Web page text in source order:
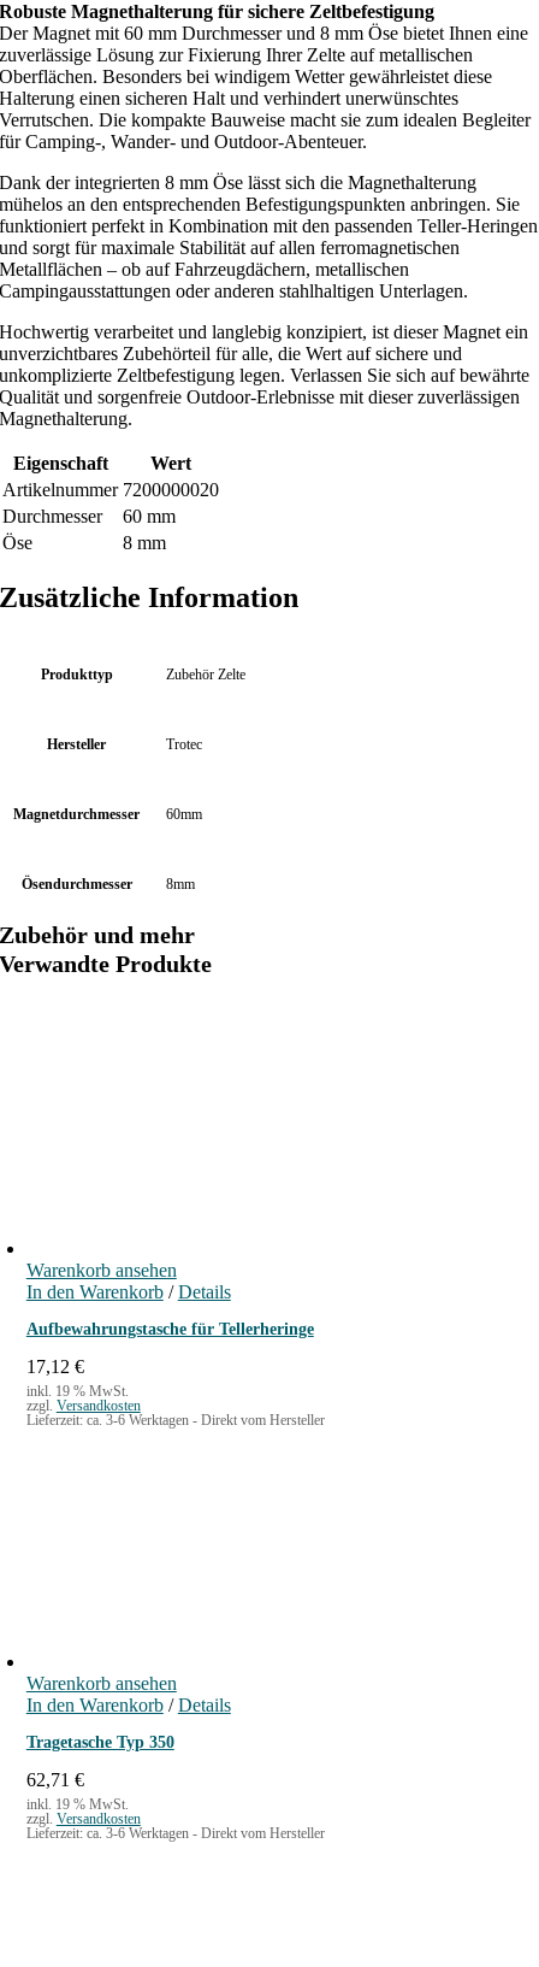
Robuste Magnethalterung für sichere Zeltbefestigung
Der Magnet mit 60 mm Durchmesser und 8 mm Öse bietet Ihnen eine
zuverlässige Lösung zur Fixierung Ihrer Zelte auf metallischen
Oberflächen. Besonders bei windigem Wetter gewährleistet diese
Halterung einen sicheren Halt und verhindert unerwünschtes
Verrutschen. Die kompakte Bauweise macht sie zum idealen Begleiter
für Camping-, Wander- und Outdoor-Abenteuer.
Dank der integrierten 8 mm Öse lässt sich die Magnethalterung
mühelos an den entsprechenden Befestigungspunkten anbringen. Sie
funktioniert perfekt in Kombination mit den passenden Teller-Heringen
und sorgt für maximale Stabilität auf allen ferromagnetischen
Metallflächen – ob auf Fahrzeugdächern, metallischen
Campingausstattungen oder anderen stahlhaltigen Unterlagen.
Hochwertig verarbeitet und langlebig konzipiert, ist dieser Magnet ein
unverzichtbares Zubehörteil für alle, die Wert auf sichere und
unkomplizierte Zeltbefestigung legen. Verlassen Sie sich auf bewährte
Qualität und sorgenfreie Outdoor-Erlebnisse mit dieser zuverlässigen
Magnethalterung.
Eigenschaft
Wert
Artikelnummer 7200000020
Durchmesser
60 mm
Öse
8 mm
Zusätzliche Information
Produkttyp Zubehör Zelte
Hersteller Trotec
Magnetdurchmesser 60mm
Ösendurchmesser 8mm
Zubehör und mehr
Verwandte Produkte
Warenkorb ansehen
In den Warenkorb / Details
Aufbewahrungstasche für Tellerheringe
17,12 €
inkl. 19 % MwSt.
zzgl. Versandkosten
Lieferzeit: ca. 3-6 Werktagen - Direkt vom Hersteller
Warenkorb ansehen
In den Warenkorb / Details
Tragetasche Typ 350
62,71 €
inkl. 19 % MwSt.
zzgl. Versandkosten
Lieferzeit: ca. 3-6 Werktagen - Direkt vom Hersteller